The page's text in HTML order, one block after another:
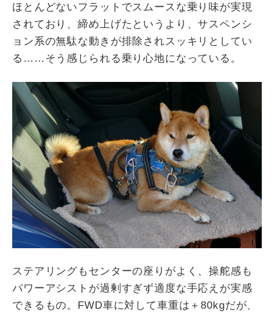
ほとんどないフラットでスムースな乗り味が実現
されており、締め上げたというより、サスペンシ
ョン系の無駄な動きが排除されスッキリとしてい
る……そう感じられる乗り心地になっている。
ステアリングもセンターの座りがよく、操舵感も
パワーアシストが過剰すぎず適度な手応えが実感
できるもの。 FWD車に対して車重は＋80kgだが、